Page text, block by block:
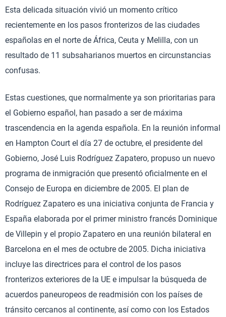
Esta delicada situación vivió un momento crítico
recientemente en los pasos fronterizos de las ciudades
españolas en el norte de África, Ceuta y Melilla, con un
resultado de 11 subsaharianos muertos en circunstancias
confusas.
Estas cuestiones, que normalmente ya son prioritarias para
el Gobierno español, han pasado a ser de máxima
trascendencia en la agenda española. En la reunión informal
en Hampton Court el día 27 de octubre, el presidente del
Gobierno, José Luis Rodríguez Zapatero, propuso un nuevo
programa de inmigración que presentó oficialmente en el
Consejo de Europa en diciembre de 2005. El plan de
Rodríguez Zapatero es una iniciativa conjunta de Francia y
España elaborada por el primer ministro francés Dominique
de Villepin y el propio Zapatero en una reunión bilateral en
Barcelona en el mes de octubre de 2005. Dicha iniciativa
incluye las directrices para el control de los pasos
fronterizos exteriores de la UE e impulsar la búsqueda de
acuerdos paneuropeos de readmisión con los países de
tránsito cercanos al continente, así como con los Estados